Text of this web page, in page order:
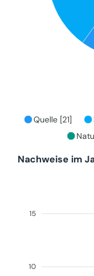
Quelle [21]
Nachweise im
15
10